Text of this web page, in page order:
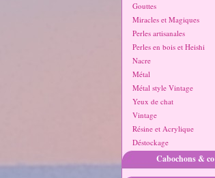
Gouttes
Miracles et Magiques
Perles artisanales
Perles en bois et Heishi
Nacre
Métal
Métal style Vintage
Yeux de chat
Vintage
Résine et Acrylique
Déstockage
Cabochons & co